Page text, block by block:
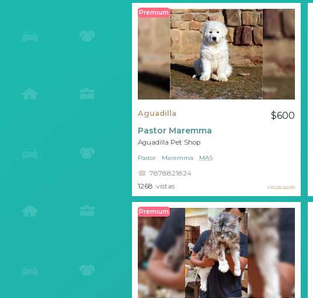
Premium
Aguadilla $600
Pastor Maremma
Aguadilla Pet Shop
7878821824
Pastor Maremma MAS
1268 vistas PR22626593
Premium